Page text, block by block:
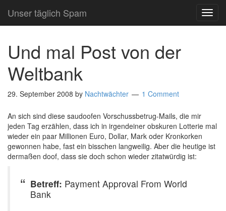
Unser täglich Spam
Und mal Post von der
Weltbank
29. September 2008 by Nachtwächter 1 Comment
An sich sind diese saudoofen Vorschussbetrug-Mails, die mir
jeden Tag erzählen, dass ich in irgendeiner obskuren Lotterie mal
wieder ein paar Millionen Euro, Dollar, Mark oder Kronkorken
gewonnen habe, fast ein bisschen langweilig. Aber die heutige ist
dermaßen doof, dass sie doch schon wieder zitatwürdig ist:
Betreff: Payment Approval From World
Bank